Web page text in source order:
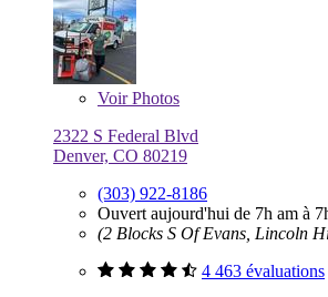
VoirPhotos
2322 S Federal Blvd
Denver, CO 80219
(303) 922-8186
Ouvert aujourd'hui de 7h am à
(2 Blocks S Of Evans, Lincoln
4 463 évaluations